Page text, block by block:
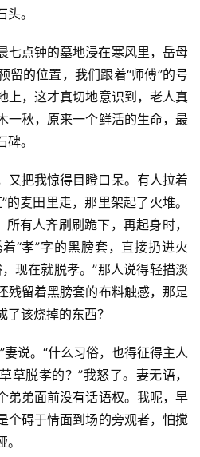
。
七点钟的墓地浸在寒风里，岳母
留的位置，我们跟着“师傅”的号
上，这才真切地意识到，老人真
一秋，原来一个鲜活的生命，最
。
又把我惊得目瞪口呆。有人拉着
麦田里走，那里架起了火堆。
有人齐刷刷跪下，再起身时，
“孝”字的黑膀套，直接扔进火
现在就脱孝。”那人说得轻描淡
残留着黑膀套的布料触感，那是
该烧掉的东西？
妻说。“什么习俗，也得征得主人
草脱孝的？”我怒了。妻无语，
弟弟面前没有话语权。我呢，早
个碍于情面到场的旁观者，怕搅